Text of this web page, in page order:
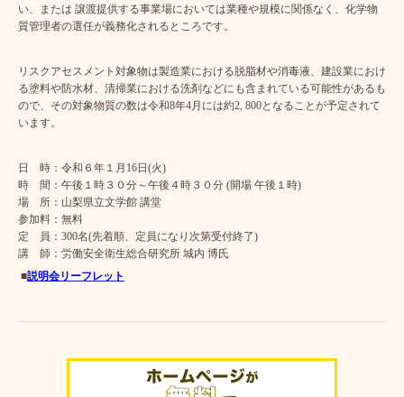
い、または 譲渡提供する事業場においては業種や規模に関係なく、化学物
質管理者の選任が義務化されるところです。
リスクアセスメント対象物は製造業における脱脂材や消毒液、建設業におけ
る塗料や防水材、清掃業における洗剤などにも含まれている可能性があるも
ので、その対象物質の数は令和8年4月には約2, 800となることが予定されて
います。
日 時：令和６年１月16日(火)
時 間：午後１時３０分～午後４時３０分 (開場 午後１時)
場 所：山梨県立文学館 講堂
参加料：無料
定 員：300名(先着順、定員になり次第受付終了)
講 師：労働安全衛生総合研究所 城内 博氏
■説明会リーフレット